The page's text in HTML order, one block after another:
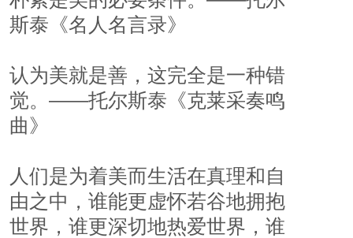
斯泰《名人名言录》
认为美就是善，这完全是一种错
觉。——托尔斯泰《克莱采奏鸣
曲》
人们是为着美而生活在真理和自
由之中，谁能更虚怀若谷地拥抱
世界，谁更深切地热爱世界，谁